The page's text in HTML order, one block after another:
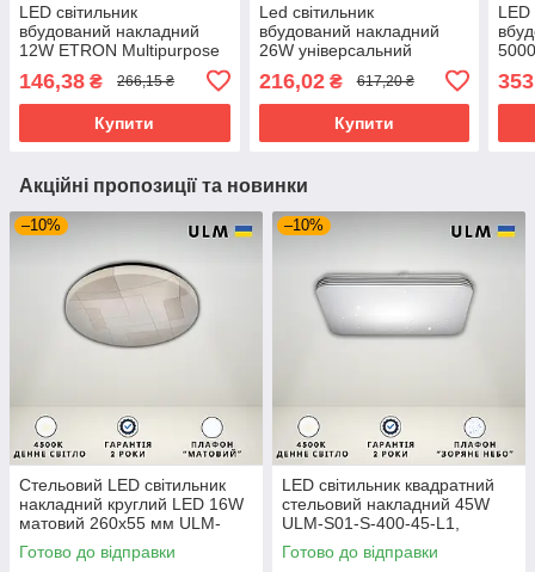
LED світильник
вбудований накладний
12W ETRON Multipurpose
146,38 ₴ 266,15 ₴
Купити
Led світильник
вбудований накладний
26W універсальний
ETRON 1-EMP-761
216,02₴ 617,20 ₴
Купити
LED
Акційні пропозиції та новинки
–10%
Стельовий LED світильник
накладний круглий LED 16W
матовий 260х55 мм ULM-
R01-W1-230-16
Готово до відправки
–10%
LED світильник квадратний
стельовий накладний 45W
ULM-S01-S-400-45-L1,
квадратна світлодіодна
люстра
Готово до відправки